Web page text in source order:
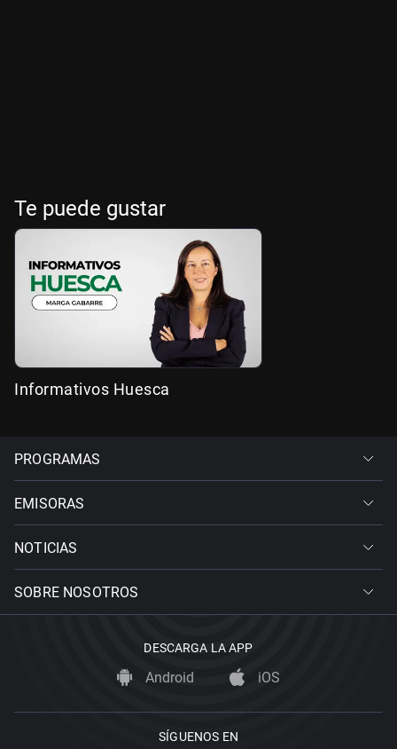
Te puede gustar
Informativos Huesca
PROGRAMAS
EMISORAS
NOTICIAS
SOBRE NOSOTROS
DESCARGA LA APP
Android iOS
SÍGUENOS EN